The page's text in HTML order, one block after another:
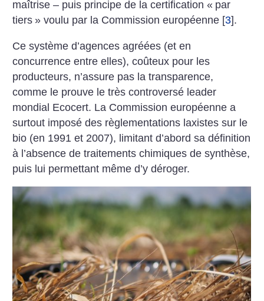
maîtrise – puis principe de la certification « par
tiers » voulu par la Commission européenne [3].
Ce système ­d’agences agréées (et en
concurrence entre elles), coûteux pour les
producteurs, n’assure pas la transparence,
comme le prouve le très controversé leader
mondial Ecocert. La Commission européenne a
surtout imposé des règlementations laxistes sur le
bio (en 1991 et 2007), limitant d’abord sa définition
à l’absence de traitements chimiques de synthèse,
puis lui permettant même d’y déroger.